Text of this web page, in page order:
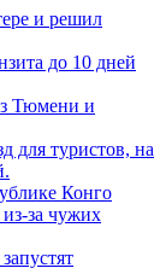
и решил
до 10 дней
Тюмени и
для туристов, на
Конго
за чужих